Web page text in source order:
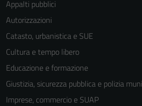
Appalti pubblici
Autorizzazioni
Catasto, urbanistica e SUE
Cultura e tempo libero
Educazione e formazione
Giustizia, sicurezza pubblica e polizia
Imprese, commercio e SUAP